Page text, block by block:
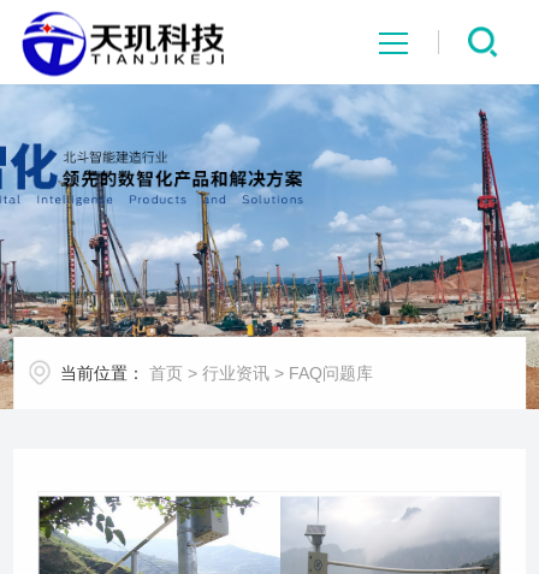
网站首页
系统中心
解决方案
项目案例
关于我们
当前位置： 首页 >行业资讯 > FAQ问题库